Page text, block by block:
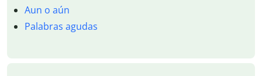
Aun o aún
Palabras agudas